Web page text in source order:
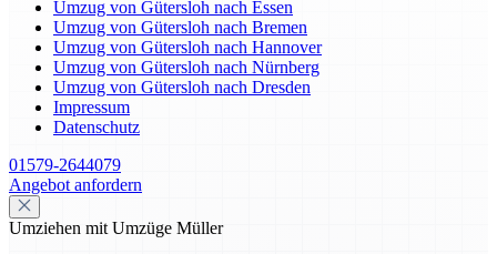
Umzug von Gütersloh nach Essen
Umzug von Gütersloh nach Bremen
Umzug von Gütersloh nach Hannover
Umzug von Gütersloh nach Nürnberg
Umzug von Gütersloh nach Dresden
Impressum
Datenschutz
01579-2644079
Angebot anfordern
Umziehen mit Umzüge Müller